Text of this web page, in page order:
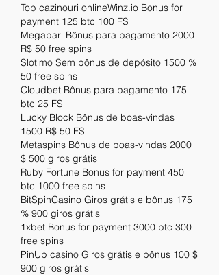
Top cazinouri onlineWinz.io Bonus for
payment 125 btc 100 FS
Megapari Bônus para pagamento 2000
R$ 50 free spins
Slotimo Sem bônus de depósito 1500 %
50 free spins
Cloudbet Bônus para pagamento 175
btc 25 FS
Lucky Block Bônus de boas-vindas
1500 R$ 50 FS
Metaspins Bônus de boas-vindas 2000
$ 500 giros grátis
Ruby Fortune Bonus for payment 450
btc 1000 free spins
BitSpinCasino Giros grátis e bônus 175
% 900 giros grátis
1xbet Bonus for payment 3000 btc 300
free spins
PinUp casino Giros grátis e bônus 100 $
900 giros grátis